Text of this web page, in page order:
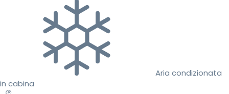
Aria condizionata
in cabina